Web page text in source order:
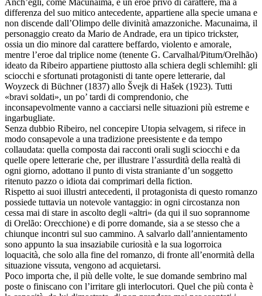
Anch’egli, come Macunaima, è un eroe privo di carattere, ma a
differenza del suo mitico antecedente, appartiene alla specie umana e
non discende dall’Olimpo delle divinità amazzoniche. Macunaima, il
personaggio creato da Mario de Andrade, era un tipico trickster,
ossia un dio minore dal carattere beffardo, violento e amorale,
mentre l’eroe dal triplice nome (tenente G. Carvalhal/Pitum/Orelhão)
ideato da Ribeiro appartiene piuttosto alla schiera degli schlemihl: gli
sciocchi e sfortunati protagonisti di tante opere letterarie, dal
Woyzeck di Büchner (1837) allo Švejk di Hašek (1923). Tutti
«bravi soldati», un po’ tardi di comprendonio, che
inconsapevolmente vanno a cacciarsi nelle situazioni più estreme e
ingarbugliate.
Senza dubbio Ribeiro, nel concepire Utopia selvagem, si rifece in
modo consapevole a una tradizione preesistente e da tempo
collaudata: quella composta dai racconti orali sugli sciocchi e da
quelle opere letterarie che, per illustrare l’assurdità della realtà di
ogni giorno, adottano il punto di vista straniante d’un soggetto
ritenuto pazzo o idiota dai comprimari della fiction.
Rispetto ai suoi illustri antecedenti, il protagonista di questo romanzo
possiede tuttavia un notevole vantaggio: in ogni circostanza non
cessa mai di stare in ascolto degli «altri» (da qui il suo soprannome
di Orelão: Orecchione) e di porre domande, sia a se stesso che a
chiunque incontri sul suo cammino. A salvarlo dall’annientamento
sono appunto la sua insaziabile curiosità e la sua logorroica
loquacità, che solo alla fine del romanzo, di fronte all’enormità della
situazione vissuta, vengono ad acquietarsi.
Poco importa che, il più delle volte, le sue domande sembrino mal
poste o finiscano con l’irritare gli interlocutori. Quel che più conta è